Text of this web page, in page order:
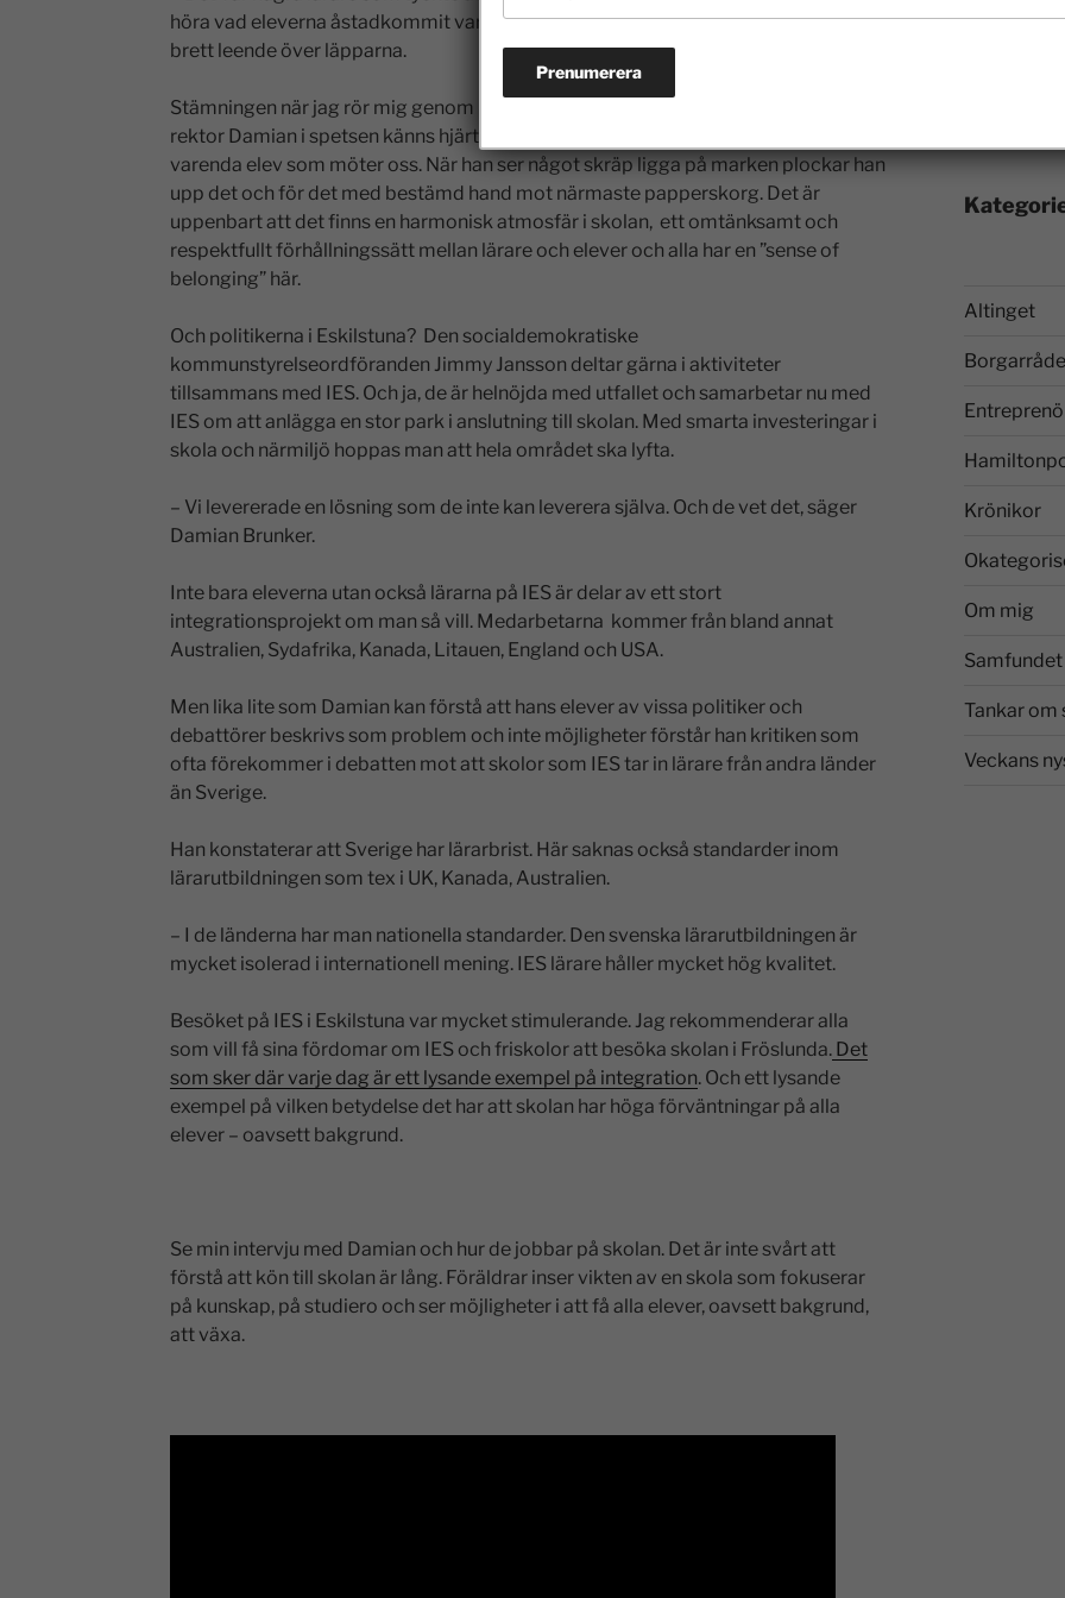
höra vad eleverna åstadkommit var det bara glada miner, säger Damian med ett
brett leende över läpparna.
Stämningen när jag rör mig genom korridorerna och tittar in i klassrummen med
rektor Damian i spetsen känns hjärtlig och intim. Damian hälsar glatt med namn på
varenda elev som möter oss. När han ser något skräp ligga på marken plockar han
upp det och för det med bestämd hand mot närmaste papperskorg. Det är
uppenbart att det finns en harmonisk atmosfär i skolan, ett omtänksamt och
respektfullt förhållningssätt mellan lärare och elever och alla har en ”sense of
belonging” här.
Och politikerna i Eskilstuna? Den socialdemokratiske
kommunstyrelseordföranden Jimmy Jansson deltar gärna i aktiviteter
tillsammans med IES. Och ja, de är helnöjda med utfallet och samarbetar nu med
IES om att anlägga en stor park i anslutning till skolan. Med smarta investeringar i
skola och närmiljö hoppas man att hela området ska lyfta.
– Vi levererade en lösning som de inte kan leverera själva. Och de vet det, säger
Damian Brunker.
Inte bara eleverna utan också lärarna på IES är delar av ett stort
integrationsprojekt om man så vill. Medarbetarna kommer från bland annat
Australien, Sydafrika, Kanada, Litauen, England och USA.
Men lika lite som Damian kan förstå att hans elever av vissa politiker och
debattörer beskrivs som problem och inte möjligheter förstår han kritiken som
ofta förekommer i debatten mot att skolor som IES tar in lärare från andra länder
än Sverige.
Han konstaterar att Sverige har lärarbrist. Här saknas också standarder inom
lärarutbildningen som tex i UK, Kanada, Australien.
– I de länderna har man nationella standarder. Den svenska lärarutbildningen är
mycket isolerad i internationell mening. IES lärare håller mycket hög kvalitet.
Besöket på IES i Eskilstuna var mycket stimulerande. Jag rekommenderar alla
som vill få sina fördomar om IES och friskolor att besöka skolan i Fröslunda.Det
som sker där varje dag är ett lysande exempel på integration. Och ett lysande
exempel på vilken betydelse det har att skolan har höga förväntningar på alla
elever – oavsett bakgrund.
Se min intervju med Damian och hur de jobbar på skolan. Det är inte svårt att
förstå att kön till skolan är lång. Föräldrar inser vikten av en skola som fokuserar
på kunskap, på studiero och ser möjligheter i att få alla elever, oavsett bakgrund,
att växa.
Altinget
Krönikor
Om mig
Tankar om
Veckans